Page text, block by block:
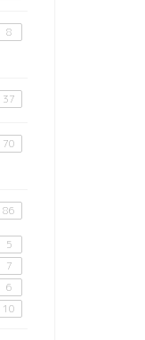
8
37
70
86
5
7
6
10